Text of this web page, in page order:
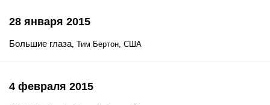
28 января 2015
Большие глаза, Тим Бертон, США
4 февраля 2015